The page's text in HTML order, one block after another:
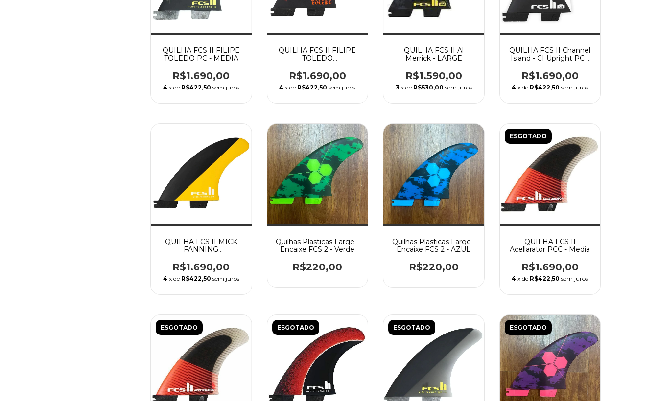
QUILHA FCS II FILIPE
TOLEDO PC - MEDIA
R$1.690,00
4 x de R$422,50 sem juros
QUILHA FCS II FILIPE
TOLEDO
- LARGE
R$1.690,00
4 x de R$422,50 sem juros
QUILHA FCS II Al
Merrick - LARGE
R$1.590,00
3 x de R$530,00 sem juros
QUILHA FCS II Channel
Island - CI Upright PC -
R$1.690,00
4 x de R$422,50 sem juros
QUILHA FCS II MICK
FANNING
- LARGE
R$1.690,00
4 x de R$422,50 sem juros
Quilhas Plasticas Large -
Encaixe FCS 2 - Verde
R$220,00
Quilhas Plasticas Large -
Encaixe FCS 2 - AZUL
R$220,00
ESGOTADO
QUILHA FCS II
Acellarator PCC - Media
R$1.690,00
4 x de R$422,50 sem juros
ESGOTADO ESGOTADO ESGOTADO ESGOTADO